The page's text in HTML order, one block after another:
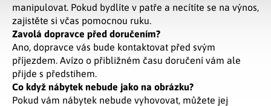
manipulovat. Pokud bydlíte v patře a necítíte se na výnos,
zajistěte si včas pomocnou ruku.
Zavolá dopravce před doručením?
Ano, dopravce vás bude kontaktovat před svým
příjezdem. Avízo o přibližném času doručení vám ale
přijde s předstihem.
Co když nábytek nebude jako na obrázku?
Pokud vám nábytek nebude vyhovovat, můžete jej